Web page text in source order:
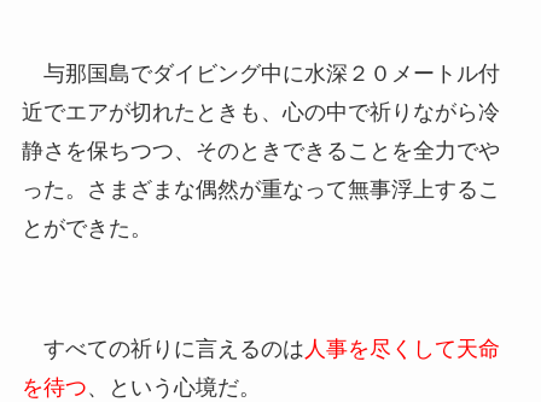
与那国島でダイビング中に水深２０メートル付
近でエアが切れたときも、心の中で祈りながら冷
静さを保ちつつ、そのときできることを全力でや
った。さまざまな偶然が重なって無事浮上するこ
とができた。
すべての祈りに言えるのは 人事を尽くして天命
を待つ、という心境だ。